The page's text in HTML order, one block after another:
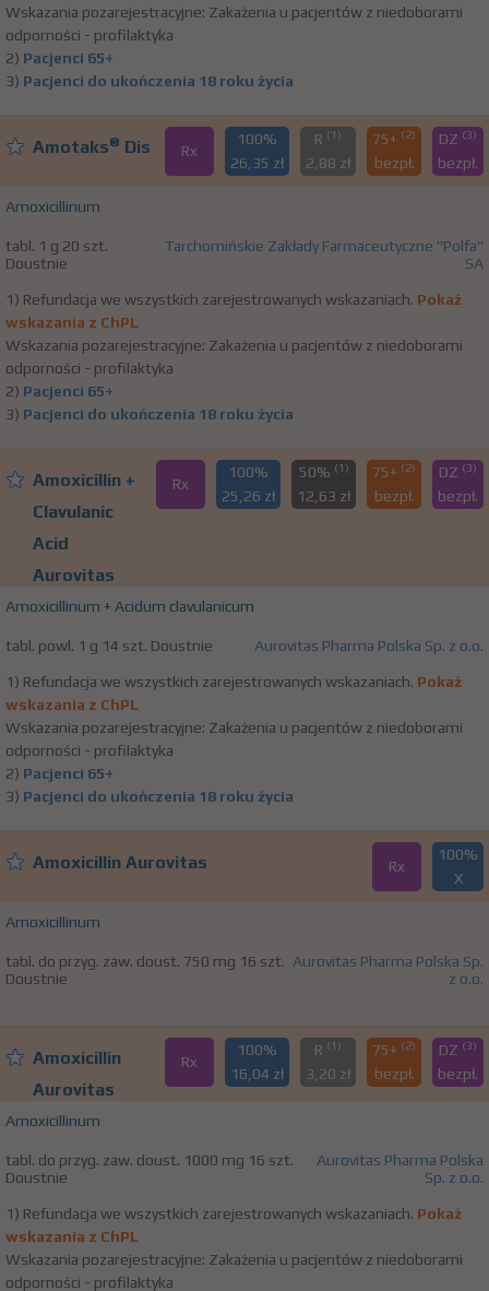
Wskazania pozarejestracyjne: Zakażenia u pacjentów z niedoborami
odporności - profilaktyka
2) Pacjenci 65+
3) Pacjenci do ukończenia 18 roku życia
Amotaks® Dis Rx
100%
26,35 zł
R (1)
2,88 zł
75+ (2)
bezpł.
DZ (3)
bezpł.
Amoxicillinum
tabl. 1 g 20 szt.
Doustnie
Tarchomińskie Zakłady Farmaceutyczne "Polfa"
SA
1) Refundacja we wszystkich zarejestrowanych wskazaniach. Pokaż
wskazania z ChPL
Wskazania pozarejestracyjne: Zakażenia u pacjentów z niedoborami
odporności - profilaktyka
2) Pacjenci 65+
3) Pacjenci do ukończenia 18 roku życia
Amoxicillin +
Clavulanic
Acid
Aurovitas
Rx
100%
25,26 zł
50% (1)
12,63 zł
75+ (2)
bezpł.
DZ (3)
bezpł.
Amoxicillinum + Acidum clavulanicum
tabl. powl. 1 g 14 szt. Doustnie Aurovitas Pharma Polska Sp. z o.o.
1) Refundacja we wszystkich zarejestrowanych wskazaniach. Pokaż
wskazania z ChPL
Wskazania pozarejestracyjne: Zakażenia u pacjentów z niedoborami
odporności - profilaktyka
2) Pacjenci 65+
3) Pacjenci do ukończenia 18 roku życia
Amoxicillin Aurovitas Rx
100%
X
Amoxicillinum
tabl. do przyg. zaw. doust. 750 mg 16 szt.
Doustnie
Aurovitas Pharma Polska Sp.
z o.o.
Amoxicillin
Aurovitas
Rx
100%
16,04 zł
R (1)
3,20 zł
75+ (2)
bezpł.
DZ (3)
bezpł.
Amoxicillinum
tabl. do przyg. zaw. doust. 1000 mg 16 szt.
Doustnie
Aurovitas Pharma Polska
Sp. z o.o.
1) Refundacja we wszystkich zarejestrowanych wskazaniach. Pokaż
wskazania z ChPL
Wskazania pozarejestracyjne: Zakażenia u pacjentów z niedoborami
odporności - profilaktyka